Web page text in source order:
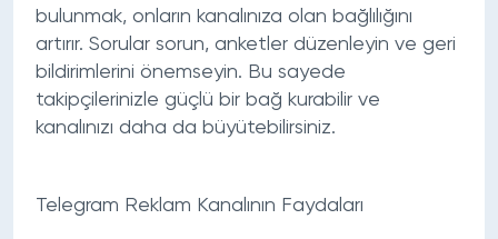
bulunmak, onların kanalınıza olan bağlılığını
artırır. Sorular sorun, anketler düzenleyin ve geri
bildirimlerini önemseyin. Bu sayede
takipçilerinizle güçlü bir bağ kurabilir ve
kanalınızı daha da büyütebilirsiniz.
Telegram Reklam Kanalının Faydaları